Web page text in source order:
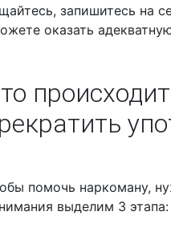
запишитесь на
оказать
помочь наркоману,
выделим 3 этапа: